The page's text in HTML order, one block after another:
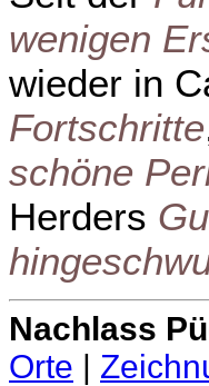
wenigen
wieder in
Fortschritte
schöne
Herders
Nachlass
Orte |